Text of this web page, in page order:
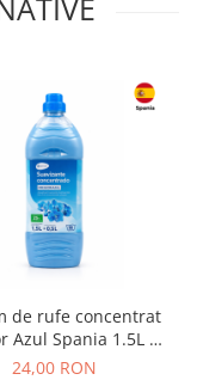
de rufe concentrat
Azul Spania 1.5L +
0.5L BONUS
24,00 RON